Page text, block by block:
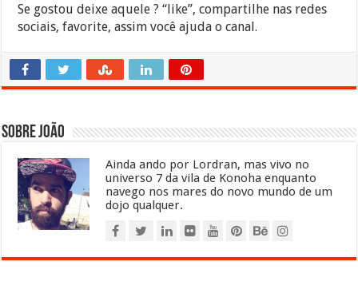
Se gostou deixe aquele ? “like”, compartilhe nas redes
sociais, favorite, assim você ajuda o canal.
Sobre João
Ainda ando por Lordran, mas vivo no
universo 7 da vila de Konoha enquanto
navego nos mares do novo mundo de um
dojo qualquer.